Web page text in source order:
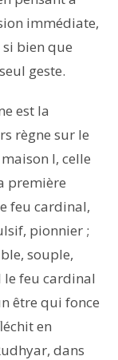
immédiate,
bien que
geste.
est la
règne sur le
I, celle
première
feu cardinal,
pionnier ;
souple,
feu cardinal
être qui fonce
en
dans